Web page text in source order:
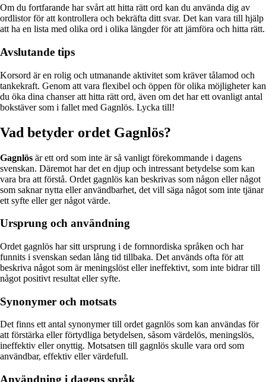
Om du fortfarande har svårt att hitta rätt ord kan du använda dig av
ordlistor för att kontrollera och bekräfta ditt svar. Det kan vara till hjälp
att ha en lista med olika ord i olika längder för att jämföra och hitta rätt.
Avslutande tips
Korsord är en rolig och utmanande aktivitet som kräver tålamod och
tankekraft. Genom att vara flexibel och öppen för olika möjligheter kan
du öka dina chanser att hitta rätt ord, även om det har ett ovanligt antal
bokstäver som i fallet med Gagnlös. Lycka till!
Vad betyder ordet Gagnlös?
Gagnlös är ett ord som inte är så vanligt förekommande i dagens
svenskan. Däremot har det en djup och intressant betydelse som kan
vara bra att förstå. Ordet gagnlös kan beskrivas som någon eller något
som saknar nytta eller användbarhet, det vill säga något som inte tjänar
ett syfte eller ger något värde.
Ursprung och användning
Ordet gagnlös har sitt ursprung i de fornnordiska språken och har
funnits i svenskan sedan lång tid tillbaka. Det används ofta för att
beskriva något som är meningslöst eller ineffektivt, som inte bidrar till
något positivt resultat eller syfte.
Synonymer och motsats
Det finns ett antal synonymer till ordet gagnlös som kan användas för
att förstärka eller förtydliga betydelsen, såsom värdelös, meningslös,
ineffektiv eller onyttig. Motsatsen till gagnlös skulle vara ord som
användbar, effektiv eller värdefull.
Användning i dagens språk